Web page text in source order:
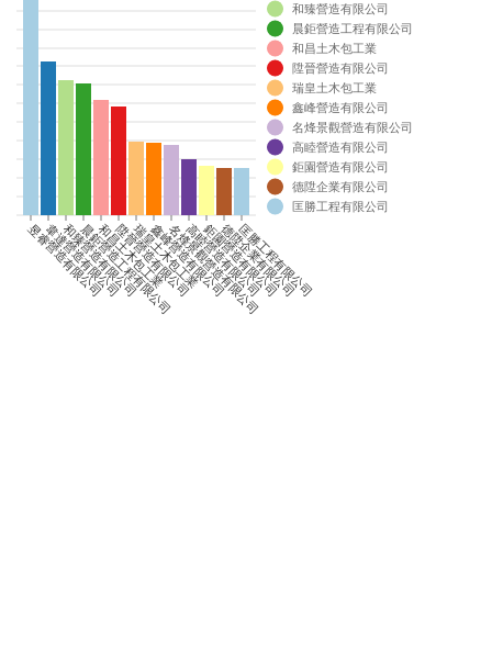
昱睿營造有限公司
韋達營造有限公司
和臻營造有限公司
晨鉅營造工程有限公司
和昌土木包工業
陞晉營造有限公司
瑞皇土木包工業
鑫峰營造有限公司
名烽景觀營造有限公司
高睦營造有限公司
鉅園營造有限公司
德陞企業有限公司
匡勝工程有限公司
和臻營造有限公司
晨鉅營造工程有限公司
和昌土木包工業
陞晉營造有限公司
瑞皇土木包工業
鑫峰營造有限公司
名烽景觀營造有限公司
高睦營造有限公司
鉅園營造有限公司
德陞企業有限公司
匡勝工程有限公司